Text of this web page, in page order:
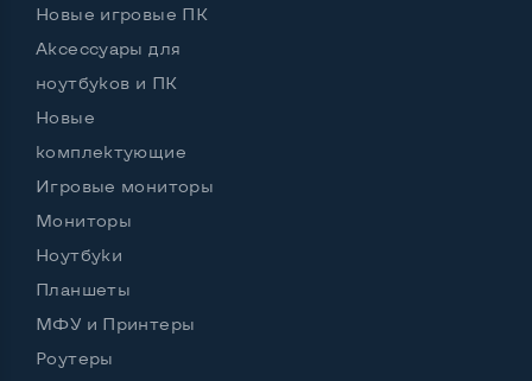
Новые игровые ПК
Аксессуары для
ноутбуков и ПК
Новые
комплектующие
Игровые мониторы
Мониторы
Ноутбуки
Планшеты
МФУ и Принтеры
Роутеры